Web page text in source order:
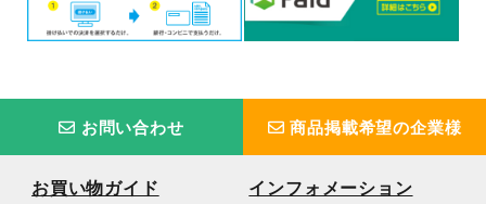
お問い合わせ 商品掲載希望の企業様
お買い物ガイド インフォメーション